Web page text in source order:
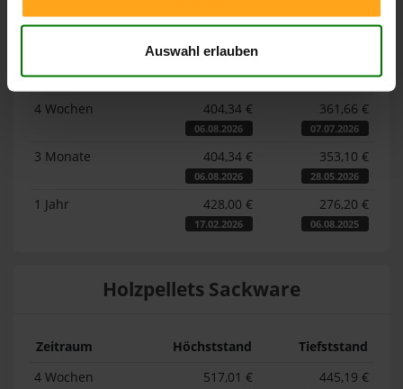
Auswahl erlauben
Lose Holzpellets
Zeitraum Höchststand
Tiefststand
4 Wochen
404,34 €
06.08.2026
361,66 €
07.07.2026
3 Monate 404,34 €
06.08.2026
353,10 €
28.05.2026
1 Jahr 428,00 €
17.02.2026
276,20 €
06.08.2025
Holzpellets Sackware
Zeitraum Höchststand
Tiefststand
4 Wochen
517,01 € 445,19 €